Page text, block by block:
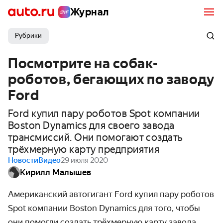
Журнал
Рубрики
Посмотрите на собак-
роботов, бегающих по заводу
Ford
Ford купил пару роботов Spot компании
Boston Dynamics для своего завода
трансмиссий. Они помогают создать
трёхмерную карту предприятия
НовостиВидео29 июля 2020
Кирилл Малышев
Американский автогигант Ford купил пару роботов
Spot компании Boston Dynamics для того, чтобы